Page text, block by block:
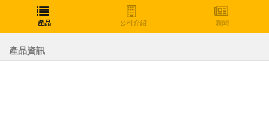
產品 公司介紹 新聞
產品資訊